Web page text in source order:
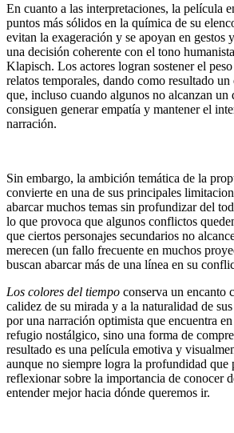
En cuanto a las interpretaciones, la película
puntos más sólidos en la química de su
evitan la exageración y se apoyan en gestos
una decisión coherente con el tono
Klapisch. Los actores logran sostener el
relatos temporales, dando como resultado
que, incluso cuando algunos no alcanzan un
consiguen generar empatía y mantener el
narración.
Sin embargo, la ambición temática de la
convierte en una de sus principales
abarcar muchos temas sin profundizar del
lo que provoca que algunos conflictos
que ciertos personajes secundarios no
merecen (un fallo frecuente en muchos
buscan abarcar más de una línea en su
Los colores del tiempo conserva un encanto
calidez de su mirada y a la naturalidad de
por una narración optimista que encuentra
refugio nostálgico, sino una forma de
resultado es una película emotiva y
aunque no siempre logra la profundidad que
reflexionar sobre la importancia de conocer
entender mejor hacia dónde queremos ir.